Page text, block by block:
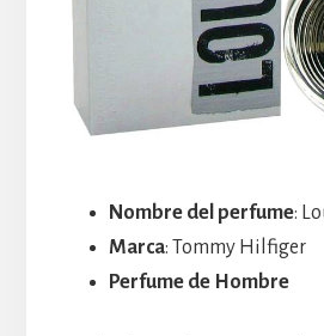
Nombre del perfume:
Marca: Tommy Hilfiger
Perfume de Hombre